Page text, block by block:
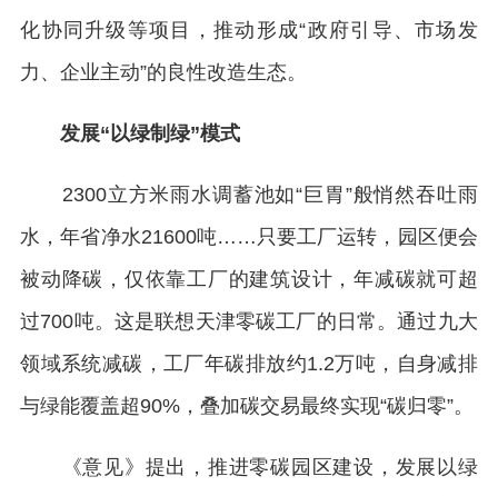
化协同升级等项目，推动形成“政府引导、市场发
力、企业主动”的良性改造生态。
发展“以绿制绿”模式
2300立方米雨水调蓄池如“巨胃”般悄然吞吐雨
水，年省净水21600吨……只要工厂运转，园区便会
被动降碳，仅依靠工厂的建筑设计，年减碳就可超
过700吨。这是联想天津零碳工厂的日常。通过九大
领域系统减碳，工厂年碳排放约1.2万吨，自身减排
与绿能覆盖超90%，叠加碳交易最终实现“碳归零”。
《意见》提出，推进零碳园区建设，发展以绿